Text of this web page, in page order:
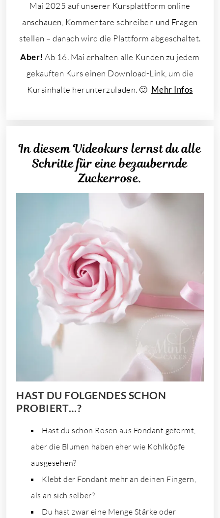
Mai 2025 auf unserer Kursplattform online
anschauen, Kommentare schreiben und Fragen
stellen – danach wird die Plattform abgeschaltet.
Aber! Ab 16. Mai erhalten alle Kunden zu jedem
gekauften Kurs einen Download-Link, um die
Kursinhalte herunterzuladen. 🙂 Mehr Infos
In diesem Videokurs lernst du alle
Schritte für eine bezaubernde
Zuckerrose.
HAST DU FOLGENDES SCHON
PROBIERT…?
Hast du schon Rosen aus Fondant geformt,
aber die Blumen haben eher wie Kohlköpfe
ausgesehen?
Klebt der Fondant mehr an deinen Fingern,
als an sich selber?
Du hast zwar eine Menge Stärke oder